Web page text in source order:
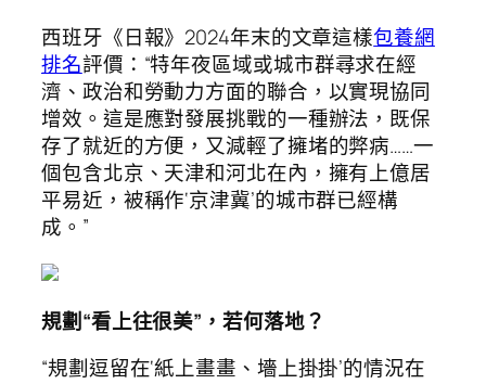
西班牙《日報》2024年末的文章這樣包養網
排名評價：“特年夜區域或城市群尋求在經
濟、政治和勞動力方面的聯合，以實現協同
增效。這是應對發展挑戰的一種辦法，既保
存了就近的方便，又減輕了擁堵的弊病……一
個包含北京、天津和河北在內，擁有上億居
平易近，被稱作‘京津冀’的城市群已經構
成。”
規劃“看上往很美”，若何落地？
“規劃逗留在‘紙上畫畫、墻上掛掛’的情況在